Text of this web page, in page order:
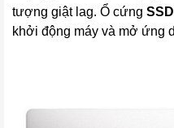
tượng giật lag. Ổ cứng
khởi động máy và mở ứng